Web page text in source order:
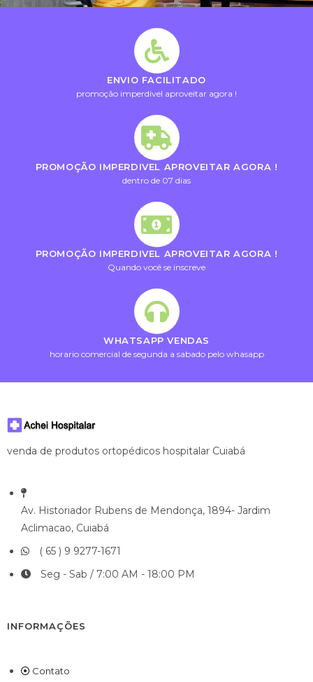
ENVIO FACILITADO
promoção imperdivel aproveitar agora !
PROMOÇÃO IMPERDIVEL APROVEITAR AGORA !
dentro de 07 dias
PROMOÇÃO IMPERDIVEL APROVEITAR AGORA !
Quando você se inscreve
WHATSAPP VENDAS
horario comercial de segunda a sabado pelo whasapp
venda de produtos ortopédicos hospitalar Cuiabá
Av. Historiador Rubens de Mendonça, 1894- Jardim
Aclimacao, Cuiabá
( 65 ) 9 9277-1671
Seg - Sab / 7:00 AM - 18:00 PM
INFORMAÇÕES
Contato